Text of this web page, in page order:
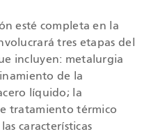
esté completa en la
tres etapas del
incluyen: metalurgia
de la
líquido; la
tratamiento térmico
características